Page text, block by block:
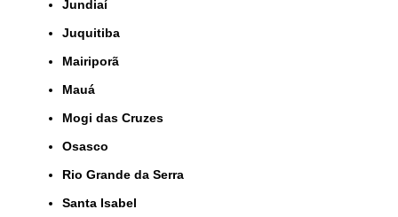
Jundiaí
Juquitiba
Mairiporã
Mauá
Mogi das Cruzes
Osasco
Rio Grande da Serra
Santa Isabel